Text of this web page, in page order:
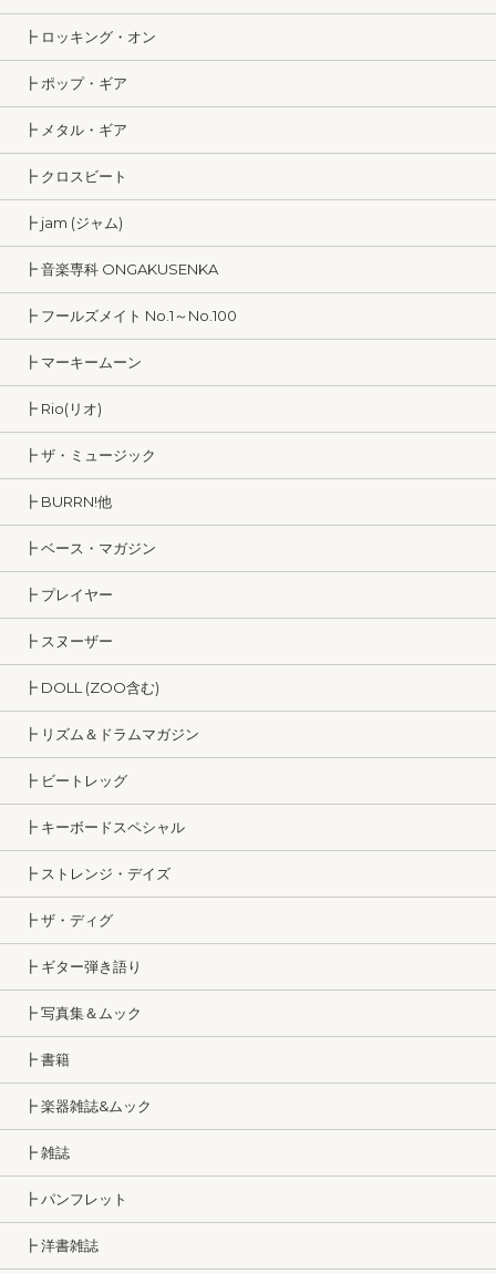
┣ ロッキング・オン
┣ ポップ・ギア
┣ メタル・ギア
┣ クロスビート
┣ jam (ジャム)
┣ 音楽専科 ONGAKUSENKA
┣ フールズメイト No.1～No.100
┣ マーキームーン
┣ Rio(リオ)
┣ ザ・ミュージック
┣ BURRN!他
┣ ベース・マガジン
┣ プレイヤー
┣ スヌーザー
┣ DOLL (ZOO含む)
┣ リズム＆ドラムマガジン
┣ ビートレッグ
┣ キーボードスペシャル
┣ ストレンジ・デイズ
┣ ザ・ディグ
┣ ギター弾き語り
┣ 写真集＆ムック
┣ 書籍
┣ 楽器雑誌&ムック
┣ 雑誌
┣ パンフレット
┣ 洋書雑誌